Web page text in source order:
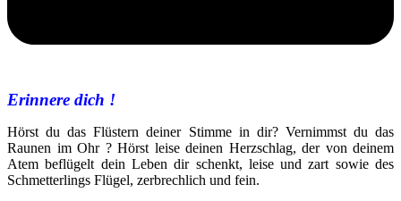
Erinnere dich !
Hörst du das Flüstern deiner Stimme in dir? Vernimmst du das
Raunen im Ohr ? Hörst leise deinen Herzschlag, der von deinem
Atem beflügelt dein Leben dir schenkt, leise und zart sowie des
Schmetterlings Flügel, zerbrechlich und fein.